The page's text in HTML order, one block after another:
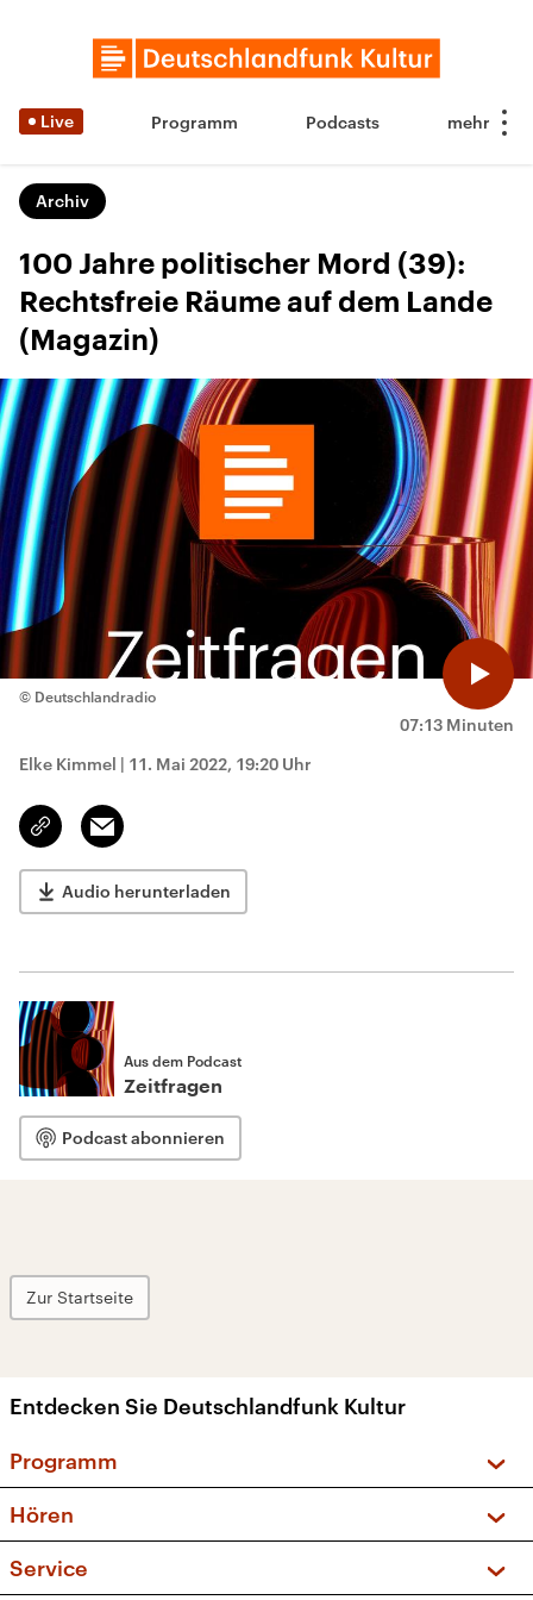
Live Programm Podcasts
Archiv
100 Jahre politischer Mord (39):
Rechtsfreie Räume auf dem Lande
(Magazin)
07:13 Minuten
© Deutschlandradio
Elke Kimmel | 11. Mai 2022, 19:20 Uhr
Link
kopieren/teilen
Email
Audio herunterladen
Aus dem Podcast
Zeitfragen
Podcast abonnieren
Zur Startseite
Entdecken Sie Deutschlandfunk Kultur
Programm
Sendungen und Podcasts
Musikliste
Hören
Service